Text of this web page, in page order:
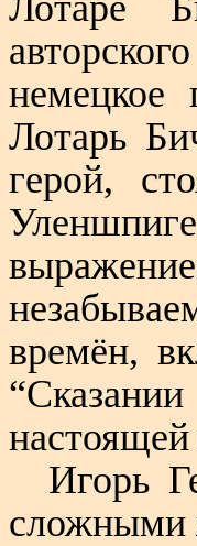
немецкое
Лотарь
герой,
времён,
Игорь
сложными